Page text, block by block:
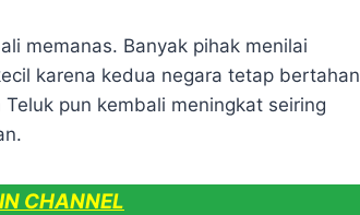
memanas. Banyak pihak menilai
karena kedua negara tetap bertahan
pun kembali meningkat seiring
CHANNEL